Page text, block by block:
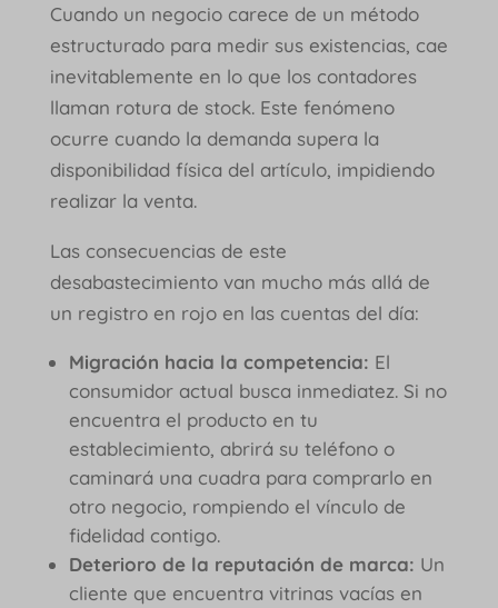
Cuando un negocio carece de un método
estructurado para medir sus existencias, cae
inevitablemente en lo que los contadores
llaman rotura de stock. Este fenómeno
ocurre cuando la demanda supera la
disponibilidad física del artículo, impidiendo
realizar la venta.
Las consecuencias de este
desabastecimiento van mucho más allá de
un registro en rojo en las cuentas del día:
Migración hacia la competencia: El
consumidor actual busca inmediatez. Si no
encuentra el producto en tu
establecimiento, abrirá su teléfono o
caminará una cuadra para comprarlo en
otro negocio, rompiendo el vínculo de
fidelidad contigo.
Deterioro de la reputación de marca: Un
cliente que encuentra vitrinas vacías en